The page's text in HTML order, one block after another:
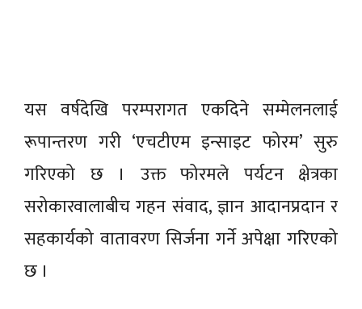
यस वर्षदेखि परम्परागत एकदिने सम्मेलनलाई
रूपान्तरण गरी ‘एचटीएम इन्साइट फोरम’ सुरु
गरिएको छ । उक्त फोरमले पर्यटन क्षेत्रका
सरोकारवालाबीच गहन संवाद, ज्ञान आदानप्रदान र
सहकार्यको वातावरण सिर्जना गर्ने अपेक्षा गरिएको
छ ।